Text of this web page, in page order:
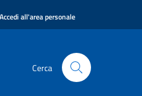
Accedi all'area personale
Cerca